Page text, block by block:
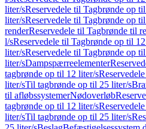
liter/sReservedele til Tagbrønde op
liter/sReservedele til Tagbrønde op
renderReservedele til Tagbrønde til
l/sReservedele til Tagbrønde op til
liter/sReservedele til Tagbrønde op
liter/sDampspærreelementer
tagbrønde op til 12 liter/s
liter/sTil tagbrønde op til 25 liter/s
til afløbssystemerNødoverløb
tagbrønde op til 12 liter/s
liter/sTil tagbrønde op til 25 liter/s